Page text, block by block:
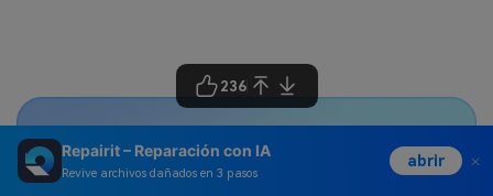
Repairit – Reparación con IA
Revive archivos dañados en 3 pasos
abrir
236